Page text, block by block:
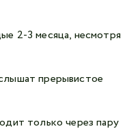
2-3 месяца, несмотря
прерывистое
только через пару